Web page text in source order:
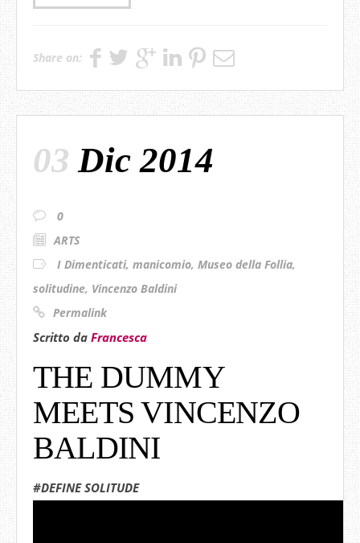
Share on:
03 Dic 2014
0
ARTS
I Dimenticati, manicomio, Museo della Follia,
solitudine, Vincenzo Baldini
Permalink
Scritto da Francesca
THE DUMMY
MEETS VINCENZO
BALDINI
#DEFINE SOLITUDE